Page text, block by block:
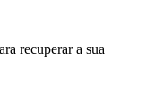
recuperar a sua